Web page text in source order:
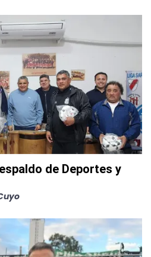
de Deportes y